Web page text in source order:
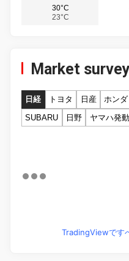
30°C
23°C
Market survey
日経 トヨタ 日産 ホンダ
SUBARU
日野 ヤマハ発
TradingViewです